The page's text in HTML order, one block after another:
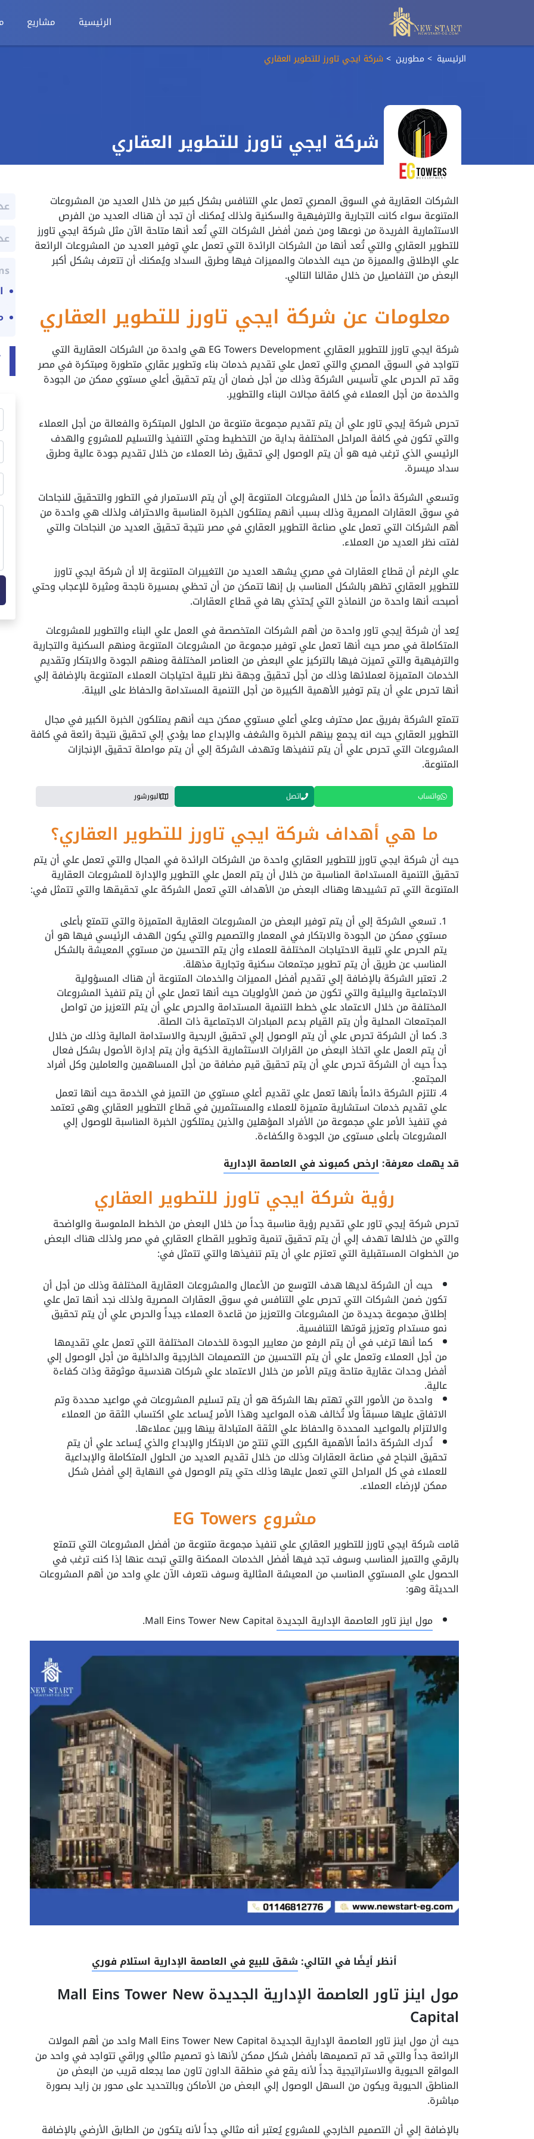
الرئيسية مشاريع
الرئيسية مطورين شركة ايجي تاورز للتطوير العقاري
شركة ايجي تاورز للتطوير العقاري
الشركات العقارية في السوق المصري تعمل علي التنافس بشكل كبير من خلال العديد من المشروعات
المتنوعة سواء كانت التجارية والترفيهية والسكنية ولذلك يُمكنك أن تجد أن هناك العديد من الفرص
الاستثمارية الفريدة من نوعها ومن ضمن أفضل الشركات التي تُعد أنها متاحة الآن مثل شركة ايجي تاورز
للتطوير العقاري والتي تُعد أنها من الشركات الرائدة التي تعمل علي توفير العديد من المشروعات الرائعة
علي الإطلاق والمميزة من حيث الخدمات والمميزات فيها وطرق السداد ويُمكنك أن تتعرف بشكل أكبر
البعض من التفاصيل من خلال مقالنا التالي.
معلومات عن شركة ايجي تاورز للتطوير العقاري
شركة ايجي تاورز للتطوير العقاري EG Towers Development هي واحدة من الشركات العقارية التي
تتواجد في السوق المصري والتي تعمل علي تقديم خدمات بناء وتطوير عقاري متطورة ومبتكرة في مصر
وقد تم الحرص علي تأسيس الشركة وذلك من أجل ضمان أن يتم تحقيق أعلي مستوي ممكن من الجودة
والخدمة من أجل العملاء في كافة مجالات البناء والتطوير.
تحرص شركة إيجي تاور علي أن يتم تقديم مجموعة متنوعة من الحلول المبتكرة والفعالة من أجل العملاء
والتي تكون في كافة المراحل المختلفة بداية من التخطيط وحتي التنفيذ والتسليم للمشروع والهدف
الرئيسي الذي ترغب فيه هو أن يتم الوصول إلي تحقيق رضا العملاء من خلال تقديم جودة عالية وطرق
سداد ميسرة.
وتسعي الشركة دائماً من خلال المشروعات المتنوعة إلي أن يتم الاستمرار في التطور والتحقيق للنجاحات
في سوق العقارات المصرية وذلك بسبب أنهم يمتلكون الخبرة المناسبة والاحتراف ولذلك هي واحدة من
أهم الشركات التي تعمل علي صناعة التطوير العقاري في مصر نتيجة تحقيق العديد من النجاحات والتي
لفتت نظر العديد من العملاء.
علي الرغم أن قطاع العقارات في مصري يشهد العديد من التغييرات المتنوعة إلا أن شركة ايجي تاورز
للتطوير العقاري تظهر بالشكل المناسب بل إنها تتمكن من أن تحظي بمسيرة ناجحة ومثيرة للإعجاب وحتي
أصبحت أنها واحدة من النماذج التي يُحتذي بها في قطاع العقارات.
يُعد أن شركة إيجي تاور واحدة من أهم الشركات المتخصصة في العمل علي البناء والتطوير للمشروعات
المتكاملة في مصر حيث أنها تعمل علي توفير مجموعة من المشروعات المتنوعة ومنهم السكنية والتجارية
والترفيهية والتي تميزت فيها بالتركيز علي البعض من العناصر المختلفة ومنهم الجودة والابتكار وتقديم
الخدمات المتميزة لعملائها وذلك من أجل تحقيق وجهة نظر تلبية احتياجات العملاء المتنوعة بالإضافة إلي
أنها تحرص علي أن يتم توفير الأهمية الكبيرة من أجل التنمية المستدامة والحفاظ على البيئة.
تتمتع الشركة بفريق عمل محترف وعلي أعلي مستوي ممكن حيث أنهم يمتلكون الخبرة الكبير في مجال
التطوير العقاري حيث انه يجمع بينهم الخبرة والشغف والإبداع مما يؤدي إلي تحقيق نتيجة رائعة في كافة
المشروعات التي تحرص علي أن يتم تنفيذها وتهدف الشركة إلي أن يتم مواصلة تحقيق الإنجازات
المتنوعة.
واتساب اتصل البورشور
ما هي أهداف شركة ايجي تاورز للتطوير العقاري؟
حيث أن شركة ايجي تاورز للتطوير العقاري واحدة من الشركات الرائدة في المجال والتي تعمل علي أن يتم
تحقيق التنمية المستدامة المناسبة من خلال أن يتم العمل علي التطوير والإدارة للمشروعات العقارية
المتنوعة التي تم تشييدها وهناك البعض من الأهداف التي تعمل الشركة علي تحقيقها والتي تتمثل في:
تسعي الشركة إلي أن يتم توفير البعض من المشروعات العقارية المتميزة والتي تتمتع بأعلى
مستوي ممكن من الجودة والابتكار في المعمار والتصميم والتي يكون الهدف الرئيسي فيها هو أن
يتم الحرص علي تلبية الاحتياجات المختلفة للعملاء وأن يتم التحسين من مستوي المعيشة بالشكل
المناسب عن طريق أن يتم تطوير مجتمعات سكنية وتجارية مذهلة.
تعتبر الشركة بالإضافة إلي تقديم أفضل المميزات والخدمات المتنوعة أن هناك المسؤولية
الاجتماعية والبيئية والتي تكون من ضمن الأولويات حيث أنها تعمل علي أن يتم تنفيذ المشروعات
المختلفة من خلال الاعتماد علي خطط التنمية المستدامة والحرص علي أن يتم التعزيز من تواصل
المجتمعات المحلية وأن يتم القيام بدعم المبادرات الاجتماعية ذات الصلة.
كما أن الشركة تحرص علي أن يتم الوصول إلي تحقيق الربحية والاستدامة المالية وذلك من خلال
أن يتم العمل علي اتخاذ البعض من القرارات الاستثمارية الذكية وأن يتم إدارة الأصول بشكل فعال
جداً حيث أن الشركة تحرص علي أن يتم تحقيق قيم مضافة من أجل المساهمين والعاملين وكل أفراد
المجتمع.
تلتزم الشركة دائماً بأنها تعمل علي تقديم أعلي مستوي من التميز في الخدمة حيث أنها تعمل
علي تقديم خدمات استشارية متميزة للعملاء والمستثمرين في قطاع التطوير العقاري وهي تعتمد
في تنفيذ الأمر علي مجموعة من الأفراد المؤهلين والذين يمتلكون الخبرة المناسبة للوصول إلي
المشروعات بأعلى مستوى من الجودة والكفاءة.
قد يهمك معرفة: ارخص كمبوند في العاصمة الإدارية
رؤية شركة ايجي تاورز للتطوير العقاري
تحرص شركة إيجي تاور علي تقديم رؤية مناسبة جداً من خلال البعض من الخطط الملموسة والواضحة
والتي من خلالها تهدف إلي أن يتم تحقيق تنمية وتطوير القطاع العقاري في مصر ولذلك هناك البعض
من الخطوات المستقبلية التي تعتزم علي أن يتم تنفيذها والتي تتمثل في:
حيث أن الشركة لديها هدف التوسع من الأعمال والمشروعات العقارية المختلفة وذلك من أجل أن
تكون ضمن الشركات التي تحرص علي التنافس في سوق العقارات المصرية ولذلك نجد أنها تمل علي
إطلاق مجموعة جديدة من المشروعات والتعزيز من قاعدة العملاء جيداً والحرص علي أن يتم تحقيق
نمو مستدام وتعزيز قوتها التنافسية.
كما أنها ترغب في أن يتم الرفع من معايير الجودة للخدمات المختلفة التي تعمل علي تقديمها
من أجل العملاء وتعمل علي أن يتم التحسين من التصميمات الخارجية والداخلية من أجل الوصول إلي
أفضل وحدات عقارية متاحة ويتم الأمر من خلال الاعتماد علي شركات هندسية موثوقة وذات كفاءة
عالية.
واحدة من الأمور التي تهتم بها الشركة هو أن يتم تسليم المشروعات في مواعيد محددة وتم
الاتفاق عليها مسبقاً ولا تُخالف هذه المواعيد وهذا الأمر يُساعد علي اكتساب الثقة من العملاء
والالتزام بالمواعيد المحددة والحفاظ علي الثقة المتبادلة بينها وبين عملاءها.
تُدرك الشركة دائماً الأهمية الكبرى التي تنتج من الابتكار والإبداع والذي يُساعد علي أن يتم
تحقيق النجاح في صناعة العقارات وذلك من خلال تقديم العديد من الحلول المتكاملة والإبداعية
للعملاء في كل المراحل التي تعمل عليها وذلك حتي يتم الوصول في النهاية إلي أفضل شكل
ممكن لإرضاء العملاء.
مشروع EG Towers
قامت شركة ايجي تاورز للتطوير العقاري علي تنفيذ مجموعة متنوعة من أفضل المشروعات التي تتمتع
بالرقي والتميز المناسب وسوف تجد فيها أفضل الخدمات الممكنة والتي تبحث عنها إذا كنت ترغب في
الحصول علي المستوي المناسب من المعيشة المثالية وسوف نتعرف الآن علي واحد من أهم المشروعات
الحديثة وهو:
مول اينز تاور العاصمة الإدارية الجديدة
أنظر أيضًا في التالي: شقق للبيع في العاصمة الإدارية استلام فوري
مول اينز تاور العاصمة الإدارية الجديدة Mall Eins Tower New
Capital
حيث أن مول اينز تاور العاصمة الإدارية الجديدة Mall Eins Tower New Capital واحد من أهم المولات
الرائعة جداً والتي قد تم تصميمها بأفضل شكل ممكن لأنها ذو تصميم مثالي وراقي تتواجد في واحد من
المواقع الحيوية والاستراتيجية جداً لأنه يقع في منطقة الداون تاون مما يجعله قريب من البعض من
المناطق الحيوية ويكون من السهل الوصول إلي البعض من الأماكن وبالتحديد على محور بن زايد بصورة
مباشرة.
بالإضافة إلي أن التصميم الخارجي للمشروع يُعتبر أنه مثالي جداً لأنه يتكون من الطابق الأرضي بالإضافة